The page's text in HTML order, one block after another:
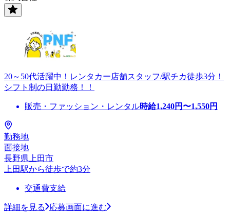
20～50代活躍中！レンタカー店舗スタッフ/駅チカ徒歩3分！
シフト制の日勤勤務！！
販売・ファッション・レンタル時給1,240円〜1,550円
勤務地
面接地
長野県上田市
上田駅から徒歩で約3分
交通費支給
詳細を見る
応募画面に進む